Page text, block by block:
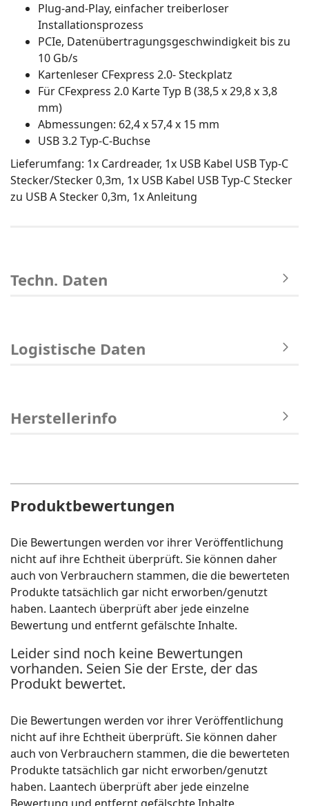
Plug-and-Play, einfacher treiberloser
Installationsprozess
PCIe, Datenübertragungsgeschwindigkeit bis zu
10 Gb/s
Kartenleser CFexpress 2.0- Steckplatz
Für CFexpress 2.0 Karte Typ B (38,5 x 29,8 x 3,8
mm)
Abmessungen: 62,4 x 57,4 x 15 mm
USB 3.2 Typ-C-Buchse
Lieferumfang: 1x Cardreader, 1x USB Kabel USB Typ-C
Stecker/Stecker 0,3m, 1x USB Kabel USB Typ-C Stecker
zu USB A Stecker 0,3m, 1x Anleitung
Techn. Daten
Logistische Daten
Herstellerinfo
Produktbewertungen
Die Bewertungen werden vor ihrer Veröffentlichung
nicht auf ihre Echtheit überprüft. Sie können daher
auch von Verbrauchern stammen, die die bewerteten
Produkte tatsächlich gar nicht erworben/genutzt
haben. Laantech überprüft aber jede einzelne
Bewertung und entfernt gefälschte Inhalte.
Leider sind noch keine Bewertungen
vorhanden. Seien Sie der Erste, der das
Produkt bewertet.
Die Bewertungen werden vor ihrer Veröffentlichung
nicht auf ihre Echtheit überprüft. Sie können daher
auch von Verbrauchern stammen, die die bewerteten
Produkte tatsächlich gar nicht erworben/genutzt
haben. Laantech überprüft aber jede einzelne